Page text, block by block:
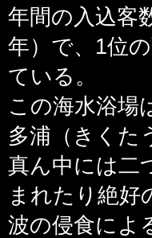
年間の入込客
年）で、1位
ている。
この海水浴場
多浦（きくた
真ん中には二
まれたり絶
波の侵食によ